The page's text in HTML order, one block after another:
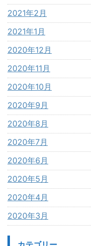
2021年2月
2021年1月
2020年12月
2020年11月
2020年10月
2020年9月
2020年8月
2020年7月
2020年6月
2020年5月
2020年4月
2020年3月